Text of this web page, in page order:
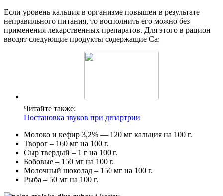
Если уровень кальция в организме повышен в результате
неправильного питания, то восполнить его можно без
применения лекарственных препаратов. Для этого в рацион
вводят следующие продукты содержащие Са:
Читайте также:
Постановка звуков при дизартрии
Молоко и кефир 3,2% — 120 мг кальция на 100 г.
Творог – 160 мг на 100 г.
Сыр твердый – 1 г на 100 г.
Бобовые – 150 мг на 100 г.
Молочный шоколад – 150 мг на 100 г.
Рыба – 50 мг на 100 г.